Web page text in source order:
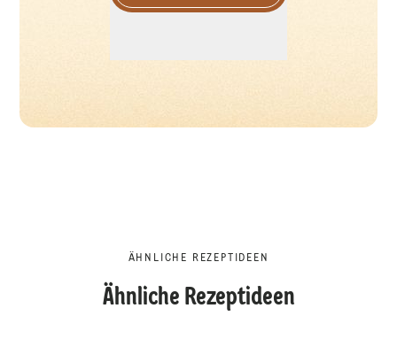
ÄHNLICHE REZEPTIDEEN
Ähnliche Rezeptideen